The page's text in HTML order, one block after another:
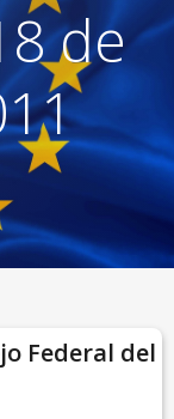
de
Federal del